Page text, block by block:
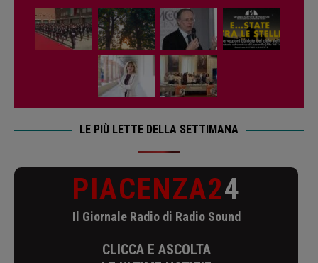
LE PIÙ LETTE DELLA SETTIMANA
PIACENZA24
Il Giornale Radio di Radio Sound
CLICCA E ASCOLTA